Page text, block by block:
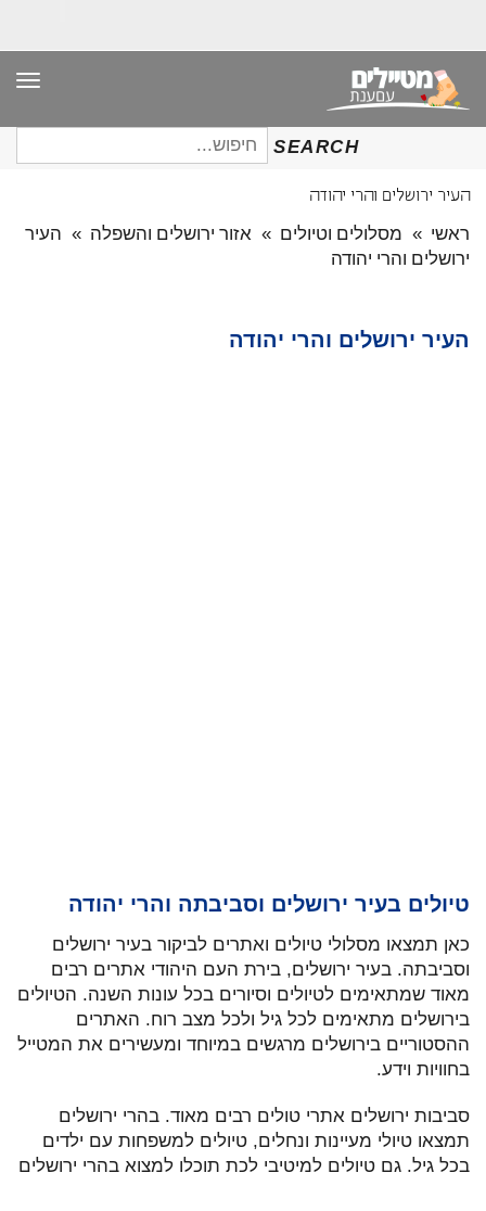
SEARCH
חיפוש
עבור:
העיר ירושלים והרי יהודה
ראשי » מסלולים וטיולים » אזור ירושלים והשפלה » העיר
ירושלים והרי יהודה
העיר ירושלים והרי יהודה
טיולים בעיר ירושלים וסביבתה והרי יהודה
כאן תמצאו מסלולי טיולים ואתרים לביקור בעיר ירושלים
וסביבתה. בעיר ירושלים, בירת העם היהודי אתרים רבים
מאוד שמתאימים לטיולים וסיורים בכל עונות השנה. הטיולים
בירושלים מתאימים לכל גיל ולכל מצב רוח. האתרים
ההסטוריים בירושלים מרגשים במיוחד ומעשירים את המטייל
בחוויות וידע.
סביבות ירושלים אתרי טולים רבים מאוד. בהרי ירושלים
תמצאו טיולי מעיינות ונחלים, טיולים למשפחות עם ילדים
בכל גיל. גם טיולים למיטיבי לכת תוכלו למצוא בהרי ירושלים